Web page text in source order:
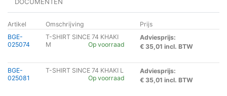
Artikel Omschrijving
Prijs
BGE-
025074
T-SHIRT SINCE 74 KHAKI
M
Op voorraad
Adviesprijs:
€ 35,01 incl. BTW
BGE-
025081
T-SHIRT SINCE 74 KHAKI L
Op voorraad
Adviesprijs:
€ 35,01 incl. BTW